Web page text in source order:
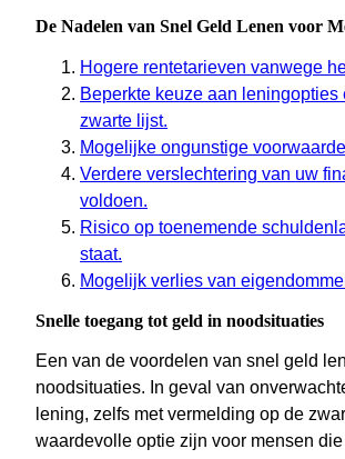
De Nadelen van Snel Geld Lenen voor
Hogere rentetarieven vanwege
Beperkte keuze aan
zwarte lijst.
Mogelijke ongunstige
Verdere verslechtering van uw
voldoen.
Risico op toenemende
staat.
Mogelijk verlies van
Snelle toegang tot geld in noodsituaties
Een van de voordelen van snel geld
noodsituaties. In geval van
lening, zelfs met vermelding op de
waardevolle optie zijn voor mensen